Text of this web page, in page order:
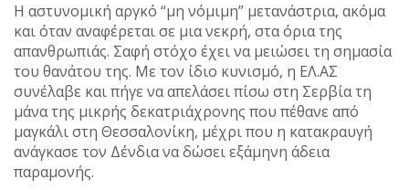
Η αστυνομική αργκό “μη νόμιμη” μετανάστρια, ακόμα
και όταν αναφέρεται σε μια νεκρή, στα όρια της
απανθρωπιάς. Σαφή στόχο έχει να μειώσει τη σημασία
του θανάτου της. Με τον ίδιο κυνισμό, η ΕΛ.ΑΣ
συνέλαβε και πήγε να απελάσει πίσω στη Σερβία τη
μάνα της μικρής δεκατριάχρονης που πέθανε από
μαγκάλι στη Θεσσαλονίκη, μέχρι που η κατακραυγή
ανάγκασε τον Δένδια να δώσει εξάμηνη άδεια
παραμονής.